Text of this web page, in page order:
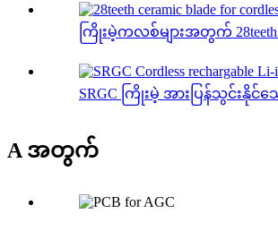
ကြိုးမဲ့ကလစ်များအတွက် 28teeth
SRGC ကြိုးမဲ့ အားပြန်သွင်းနို
A အတွက်